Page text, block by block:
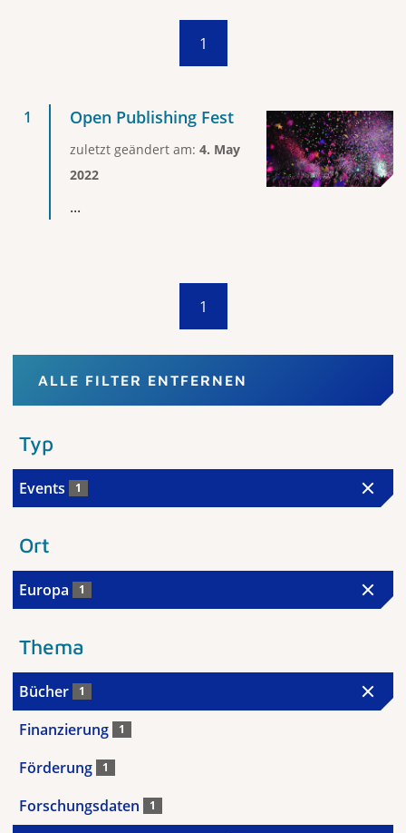
1
Open Publishing Fest
zuletzt geändert am: 4. May
2022
...
1
ALLE FILTER ENTFERNEN
Typ
Events 1
Ort
Europa 1
Thema
Bücher 1
Finanzierung 1
Förderung 1
Forschungsdaten 1